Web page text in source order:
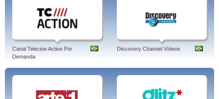
Canal Telecine Action Por
Demanda
Discovery Channel Vídeos